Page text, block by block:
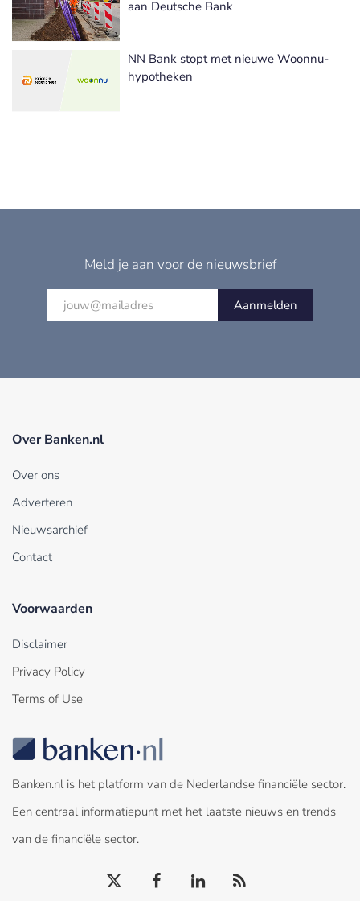
aan Deutsche Bank
NN Bank stopt met nieuwe Woonnu-
hypotheken
Meld je aan voor de nieuwsbrief
Aanmelden
Over Banken.nl
Over ons
Adverteren
Nieuwsarchief
Contact
Voorwaarden
Disclaimer
Privacy Policy
Terms of Use
Banken.nl is het platform van de Nederlandse financiële sector.
Een centraal informatiepunt met het laatste nieuws en trends
van de financiële sector.